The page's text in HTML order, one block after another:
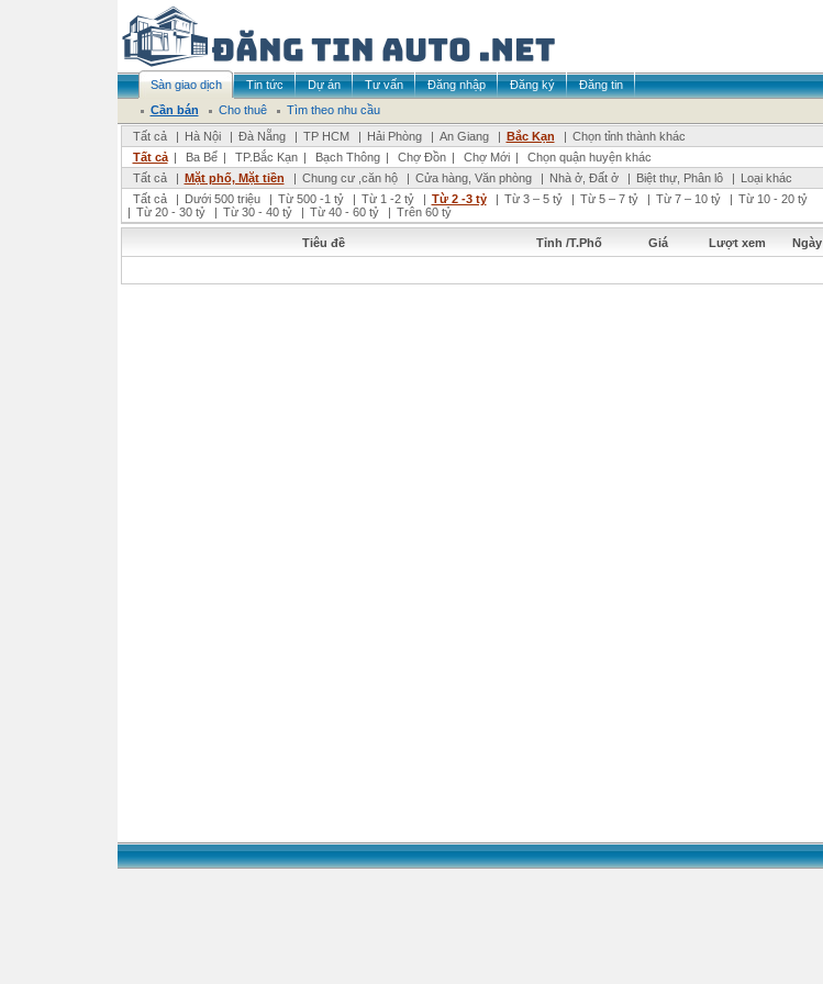
Sàn giao dịch Tin tức Dự án Tư vấn Đăng nhập Đăng ký
Đăng tin
Cần bán
Cho thuê
Tìm theo nhu cầu
Tất cả
| Hà Nội | Đà Nẵng | TP HCM | Hải Phòng | An Giang | Bắc Kạn | Chọn tỉnh thành khác
Tất cả | Ba Bể | TP.Bắc Kạn | Bạch Thông | Chợ Đồn | Chợ Mới |
Chọn quận huyện khác
Tất cả
| Mặt phố, Mặt tiền | Chung cư ,căn hộ | Cửa hàng, Văn phòng | Nhà ở, Đất ở | Biệt thự, Phân lô | Loại khác
Tất cả
| Dưới 500 triệu | Từ 500 -1 tỷ | Từ 1 -2 tỷ | Từ 2 -3 tỷ | Từ 3 – 5 tỷ | Từ 5 – 7 tỷ | Từ 7 – 10 tỷ | Từ 10 - 20 tỷ
| Từ 20 - 30 tỷ | Từ 30 - 40 tỷ | Từ 40 - 60 tỷ | Trên 60 tỷ
Tiêu đề Tỉnh /T.Phố Giá Lượt xem Ngày